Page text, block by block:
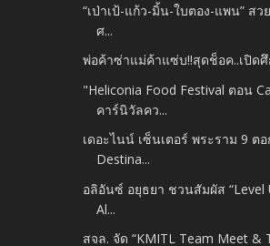
“เป่าเป้-แก้ว-มิ้น-ใบตอง-แพน” สว
ศ...
พ่อค้าซ่าแม่ค้าแซ่บ!!สุดช็อค..เปิดศึ
"Heliconia Food Festival ตอน
คาร์นิวัลคว...
เดอะไนน์ เซ็นเตอร์ พระราม 9 ต
Destina...
อลิอันซ์ อยุธยา ชวนสัมผัส “Level
Al...
สจล. จัด “KMITL Team Meet &